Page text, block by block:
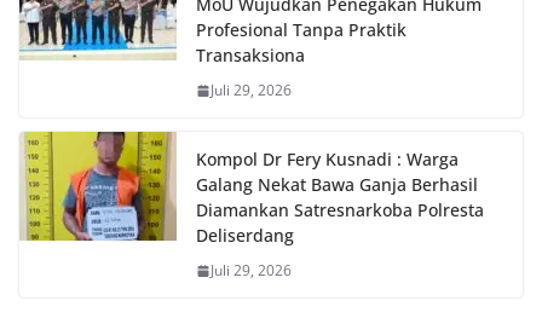
MoU Wujudkan Penegakan Hukum
Profesional Tanpa Praktik
Transaksiona
Juli 29, 2026
Kompol Dr Fery Kusnadi : Warga
Galang Nekat Bawa Ganja Berhasil
Diamankan Satresnarkoba Polresta
Deliserdang
Juli 29, 2026